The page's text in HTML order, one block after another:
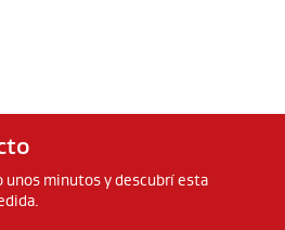
unos minutos y descubrí esta